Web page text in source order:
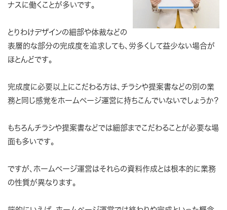
ナスに働くことが多いです。
とりわけデザインの細部や体裁などの
表層的な部分の完成度を追求しても、労多くして益少ない場合が
ほとんどです。
完成度に必要以上にこだわる方は、チラシや提案書などの別の業
務と同じ感覚をホームページ運営に持ちこんでいないでしょうか？
もちろんチラシや提案書などでは細部までこだわることが必要な場
面も多いです。
ですが、ホームページ運営はそれらの資料作成とは根本的に業務
の性質が異なります。